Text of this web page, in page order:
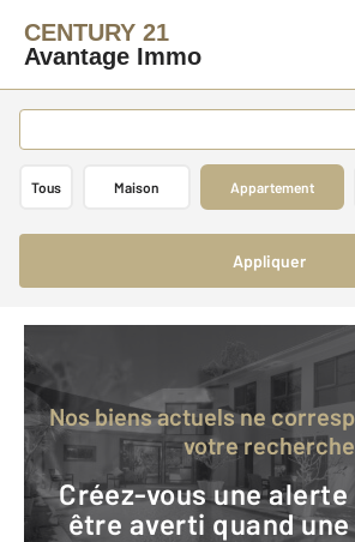
CENTURY 21
Avantage Immo
Tous Maison Appartement
Appliquer
Nos biens actuels ne correspondent pas à
votre recherche
Créez-vous une alerte mail pour
être averti quand